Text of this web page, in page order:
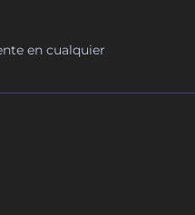
en cualquier